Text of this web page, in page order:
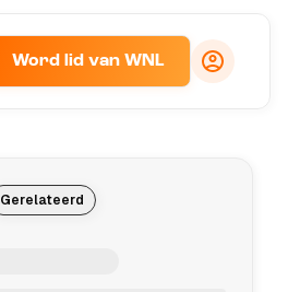
Word lid van WNL
Gerelateerd